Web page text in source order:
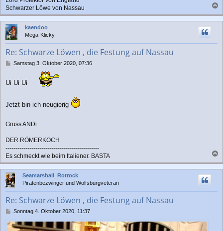
Schwarzer Löwe von Nassau
a
c
kaendoo
Mega-Klicky
Re: Schwarze Löwen , die Festung auf Nassau
B
g
Samstag 3. Oktober 2020, 07:36
Ui Ui Ui
Jetzt bin ich neugierig
Gruss ANDi
DER RÖMERKOCH
-----------------------------------------------
Es schmeckt wie beim Italiener. BASTA
a
c
Seamarshall_Rotrock
Piratenbezwinger und Wolfsburgveteran
Re: Schwarze Löwen , die Festung auf Nassau
B
i
Sonntag 4. Oktober 2020, 11:37